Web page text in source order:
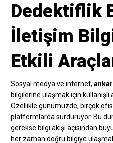
Dedektiflik
İletişim
Etkili
Sosyal medya ve internet,
bilgilerine ulaşmak için kullanışlı
Özellikle günümüzde, birçok ofis
platformlarda sürdürüyor. Bu
gerekse bilgi akışı açısından
her zaman doğru bilgiye